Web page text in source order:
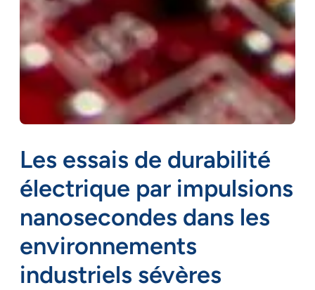
Les essais de durabilité
électrique par impulsions
nanosecondes dans les
environnements
industriels sévères